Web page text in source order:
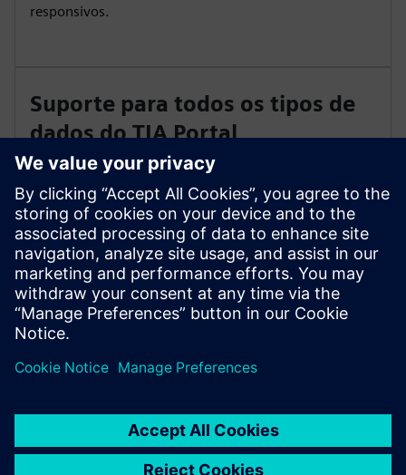
responsivos.
Suporte para todos os tipos de
dados do TIA Portal
Suporta todos os tipos de dados do TIA Portal,
incluindo formatos de hora, matrizes e estruturas.
Confie no tratamento abrangente de dados para as
suas aplicações industriais e desfrute da flexibilidade
para capturar os dados de que precisa.